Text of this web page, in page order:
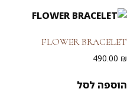
FLOWER BRACELET
490.00 ₪
הוספה לסל